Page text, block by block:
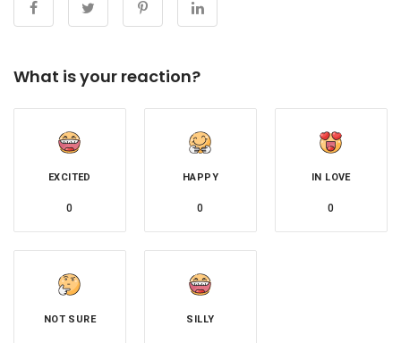
What is your reaction?
EXCITED
0
HAPPY
0
IN LOVE
0
NOT SURE SILLY